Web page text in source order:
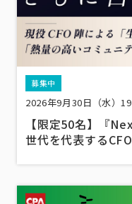
募集中
2026年9月30日（水）
【限定50名】『
世代を代表する